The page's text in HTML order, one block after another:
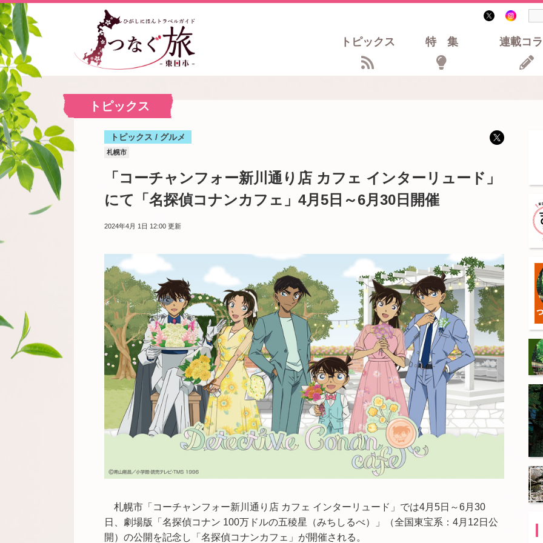
トピックス 特集 連載コ
トピックス
トピックス / グルメ
札幌市
「コーチャンフォー新川通り店 カフェ インターリュード」
にて「名探偵コナンカフェ」4月5日～6月30日開催
2024年4月 1日 12:00 更新
札幌市「コーチャンフォー新川通り店 カフェ インターリュード」では4月5日～6月30
日、劇場版「名探偵コナン 100万ドルの五稜星（みちしるべ）」（全国東宝系：4月12日公
開）の公開を記念し「名探偵コナンカフェ」が開催される。